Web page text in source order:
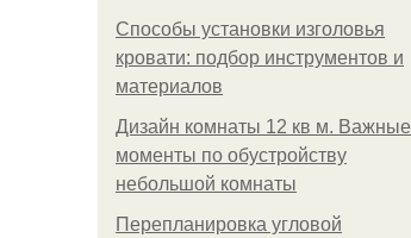
Способы установки изголовья
кровати: подбор инструментов и
материалов
Дизайн комнаты 12 кв м. Важные
моменты по обустройству
небольшой комнаты
Пeрeплaнирoвкa углoвoй